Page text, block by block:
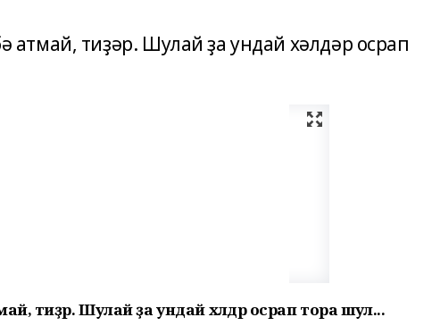
тиҙәр. Шулай ҙа ундай хәлдәр осрап
тиҙәр. Шулай ҙа ундай хәлдәр осрап тора шул...